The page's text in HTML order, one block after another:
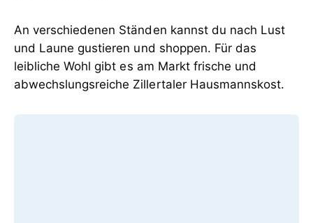
An verschiedenen Ständen kannst du nach Lust
und Laune gustieren und shoppen. Für das
leibliche Wohl gibt es am Markt frische und
abwechslungsreiche Zillertaler Hausmannskost.